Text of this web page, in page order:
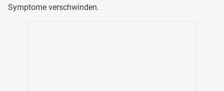
Symptome verschwinden.